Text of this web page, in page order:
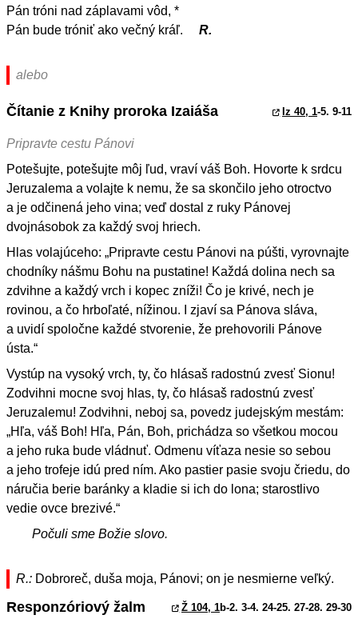
Pán tróni nad záplavami vôd, *
Pán bude tróniť ako večný kráľ.
R.
alebo
Čítanie z Knihy proroka Izaiáša Iz 40, 1-5. 9-11
Pripravte cestu Pánovi
Potešujte, potešujte môj ľud, vraví váš Boh. Hovorte k srdcu
Jeruzalema a volajte k nemu, že sa skončilo jeho otroctvo
a je odčinená jeho vina; veď dostal z ruky Pánovej
dvojnásobok za každý svoj hriech.
Hlas volajúceho: „Pripravte cestu Pánovi na púšti, vyrovnajte
chodníky nášmu Bohu na pustatine! Každá dolina nech sa
zdvihne a každý vrch i kopec zníži! Čo je krivé, nech je
rovinou, a čo hrboľaté, nížinou. I zjaví sa Pánova sláva,
a uvidí spoločne každé stvorenie, že prehovorili Pánove
ústa.“
Vystúp na vysoký vrch, ty, čo hlásaš radostnú zvesť Sionu!
Zodvihni mocne svoj hlas, ty, čo hlásaš radostnú zvesť
Jeruzalemu! Zodvihni, neboj sa, povedz judejským mestám:
„Hľa, váš Boh! Hľa, Pán, Boh, prichádza so všetkou mocou
a jeho ruka bude vládnuť. Odmenu víťaza nesie so sebou
a jeho trofeje idú pred ním. Ako pastier pasie svoju čriedu, do
náručia berie baránky a kladie si ich do lona; starostlivo
vedie ovce brezivé.“
Počuli sme Božie slovo.
R.: Dobroreč, duša moja, Pánovi; on je nesmierne veľký.
Responzóriový žalm Ž 104, 1b-2. 3-4. 24-25. 27-28. 29-30